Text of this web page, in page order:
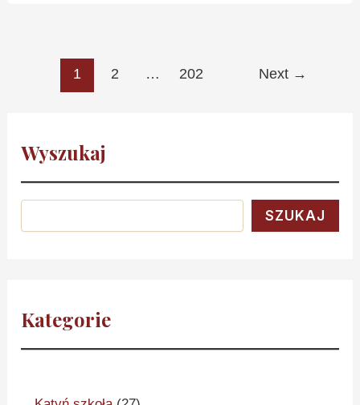
1 2 … 202 Next →
Wyszukaj
SZUKAJ
Kategorie